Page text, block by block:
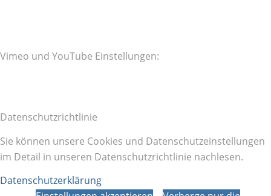
Vimeo und YouTube Einstellungen:
Datenschutzrichtlinie
Sie können unsere Cookies und Datenschutzeinstellungen
im Detail in unseren Datenschutzrichtlinie nachlesen.
Datenschutzerklärung